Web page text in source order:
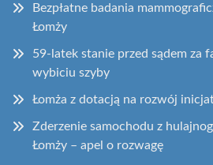
Bezpłatne badania
Łomży
59-latek stanie przed sądem za
wybiciu szyby
Łomża z dotacją na rozwój
Zderzenie samochodu z
Łomży – apel o rozwagę